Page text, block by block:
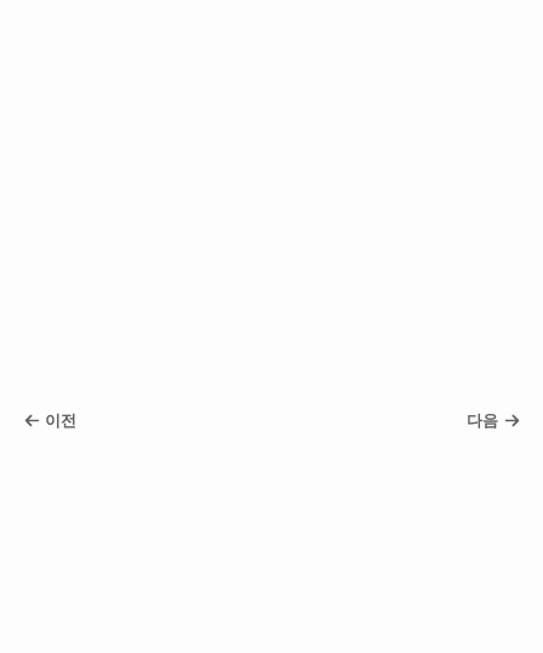
이전 다음